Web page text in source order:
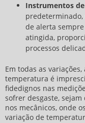
Instrumentos
de alerta
atingida,
processos
Em todas as variações,
temperatura é
fidedignos nas
sofrer desgaste,
nos mecânicos, onde
variação de